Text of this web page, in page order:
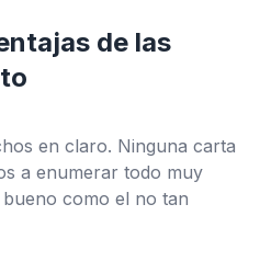
de las
en claro. Ninguna carta
a enumerar todo muy
como el no tan